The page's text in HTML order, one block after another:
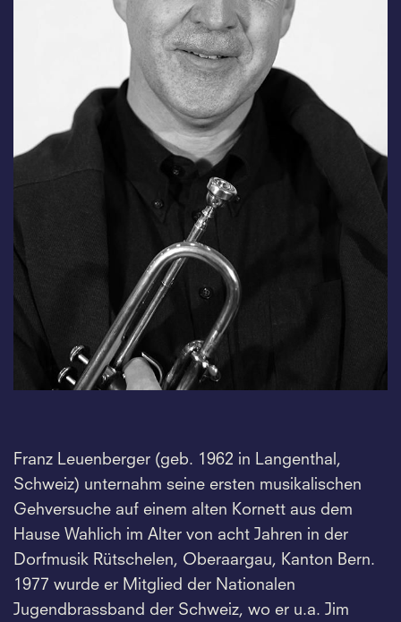
Franz Leuenberger (geb. 1962 in Langenthal,
Schweiz) unternahm seine ersten musikalischen
Gehversuche auf einem alten Kornett aus dem
Hause Wahlich im Alter von acht Jahren in der
Dorfmusik Rütschelen, Oberaargau, Kanton Bern.
1977 wurde er Mitglied der Nationalen
Jugendbrassband der Schweiz, wo er u.a. Jim